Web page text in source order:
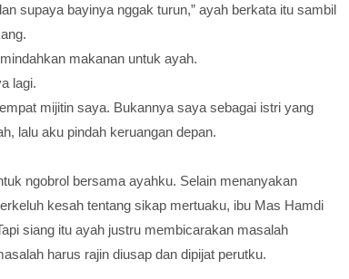
supaya bayinya nggak turun,” ayah berkata itu sambil
makanan untuk ayah.
lagi.
mijitin saya. Bukannya saya sebagai istri yang
lalu aku pindah keruangan depan.
ngobrol bersama ayahku. Selain menanyakan
kesah tentang sikap mertuaku, ibu Mas Hamdi
siang itu ayah justru membicarakan masalah
harus rajin diusap dan dipijat perutku.